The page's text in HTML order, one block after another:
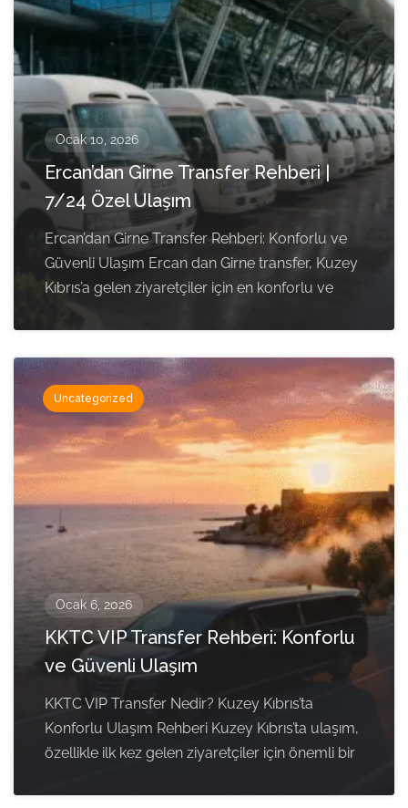
Ocak 10, 2026
Ercan’dan Girne Transfer Rehberi |
7/24 Özel Ulaşım
Ercan’dan Girne Transfer Rehberi: Konforlu ve
Güvenli Ulaşım Ercan dan Girne transfer, Kuzey
Kıbrıs’a gelen ziyaretçiler için en konforlu ve
Uncategorized
Ocak 6, 2026
KKTC VIP Transfer Rehberi: Konforlu
ve Güvenli Ulaşım
KKTC VIP Transfer Nedir? Kuzey Kıbrıs’ta
Konforlu Ulaşım Rehberi Kuzey Kıbrıs’ta ulaşım,
özellikle ilk kez gelen ziyaretçiler için önemli bir